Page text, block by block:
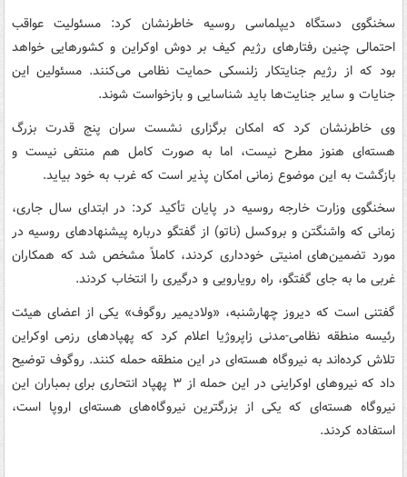
سخنگوی دستگاه دیپلماسی روسیه خاطرنشان کرد: مسئولیت عواقب
احتمالی چنین رفتارهای رژیم کیف بر دوش اوکراین و کشورهایی خواهد
بود که از رژیم جنایتکار زلنسکی حمایت نظامی می‌کنند. مسئولین این
جنایات و سایر جنایت‌ها باید شناسایی و بازخواست شوند.
وی خاطرنشان کرد که امکان برگزاری نشست سران پنج قدرت بزرگ
هسته‌ای هنوز مطرح نیست، اما به صورت کامل هم منتفی نیست و
بازگشت به این موضوع زمانی امکان پذیر است که غرب به خود بیاید.
سخنگوی وزارت خارجه روسیه در پایان تأکید کرد: در ابتدای سال جاری،
زمانی که واشنگتن و بروکسل (ناتو) از گفتگو درباره پیشنهادهای روسیه در
مورد تضمین‌های امنیتی خودداری کردند، کاملاً مشخص شد که همکاران
غربی ما به جای گفتگو، راه رویارویی و درگیری را انتخاب کردند.
گفتنی است که دیروز چهارشنبه، «ولادیمیر روگوف» یکی از اعضای هیئت
رئیسه منطقه نظامی-مدنی زاپروژیا اعلام کرد که پهپادهای رزمی اوکراین
تلاش کرده‌اند به نیروگاه هسته‌ای در این منطقه حمله کنند. روگوف توضیح
داد که نیروهای اوکراینی در این حمله از ۳ پهپاد انتحاری برای بمباران این
نیروگاه هسته‌ای که یکی از بزرگترین نیروگاه‌های هسته‌ای اروپا است،
استفاده کردند.